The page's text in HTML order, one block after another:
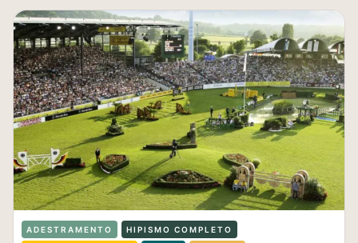
ADESTRAMENTO HIPISMO COMPLETO